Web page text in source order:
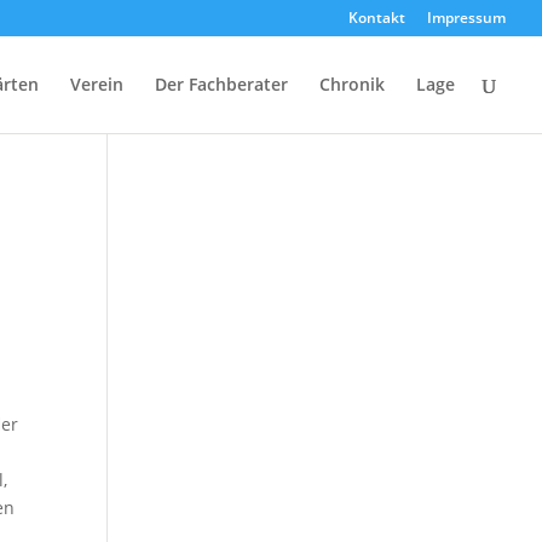
Kontakt Impressum
Verein Der Fachberater Chronik Lage